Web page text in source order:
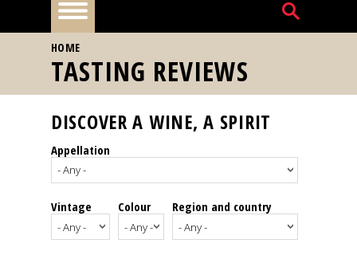
Home
Our
events
Spirits
YOU ARE HERE
HOME
TASTING REVIEWS
DISCOVER A WINE, A SPIRIT
Appellation
Vintage Colour Region and country